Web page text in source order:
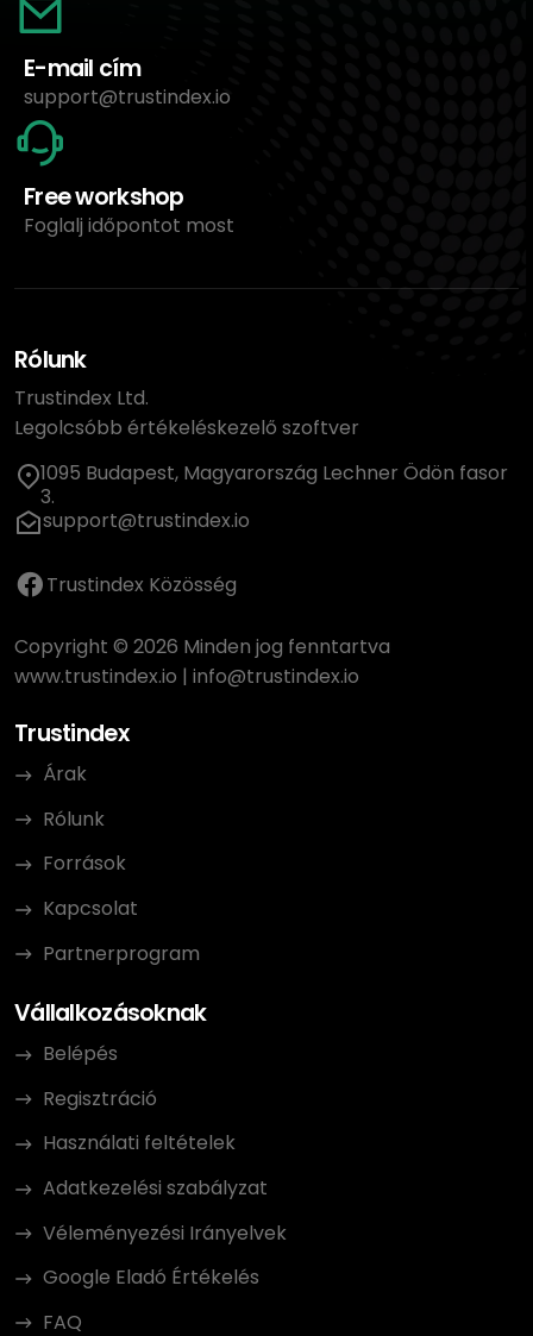
E-mail cím
support@trustindex.io
Free workshop
Foglalj időpontot most
Rólunk
Trustindex Ltd.
Legolcsóbb értékeléskezelő szoftver
1095 Budapest, Magyarország Lechner Ödön fasor
3.
support@trustindex.io
Trustindex Közösség
Copyright © 2026 Minden jog fenntartva
www.trustindex.io | info@trustindex.io
Trustindex
Árak
Rólunk
Források
Kapcsolat
Partnerprogram
Vállalkozásoknak
Belépés
Regisztráció
Használati feltételek
Adatkezelési szabályzat
Véleményezési Irányelvek
Google Eladó Értékelés
FAQ